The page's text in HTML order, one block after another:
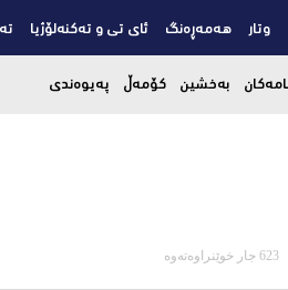
وتار هەمەڕەنگ ئای تی و تەکنەلۆژیا
بەخشین کۆمەڵ پەیوەندی
623 جار خوێنراوەتەوە